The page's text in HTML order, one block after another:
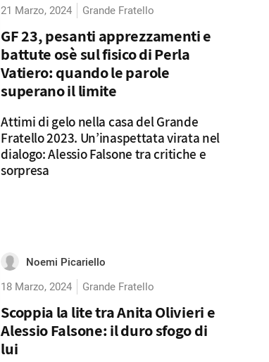
21 Marzo, 2024
Grande Fratello
GF 23, pesanti apprezzamenti e
battute osè sul fisico di Perla
Vatiero: quando le parole
superano il limite
Attimi di gelo nella casa del Grande
Fratello 2023. Un’inaspettata virata nel
dialogo: Alessio Falsone tra critiche e
sorpresa
Noemi Picariello
18 Marzo, 2024
Grande Fratello
Scoppia la lite tra Anita Olivieri e
Alessio Falsone: il duro sfogo di
lui